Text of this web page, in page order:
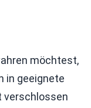
möchtest,
in geeignete
verschlossen